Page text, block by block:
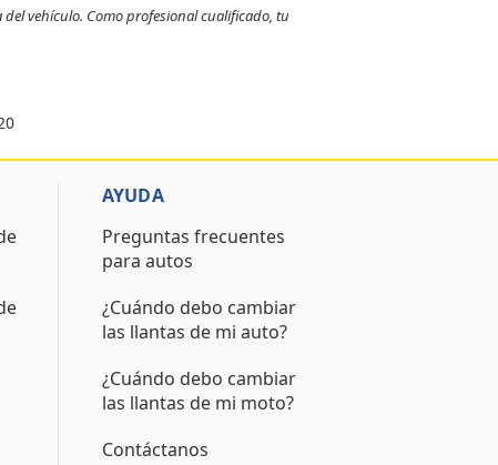
vehículo. Como profesional cualificado, tu
AYUDA
Preguntas frecuentes
para autos
¿Cuándo debo cambiar
las llantas de mi auto?
¿Cuándo debo cambiar
las llantas de mi moto?
Contáctanos